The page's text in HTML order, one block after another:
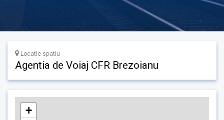
Locatie spatiu
Agentia de Voiaj CFR Brezoianu
+